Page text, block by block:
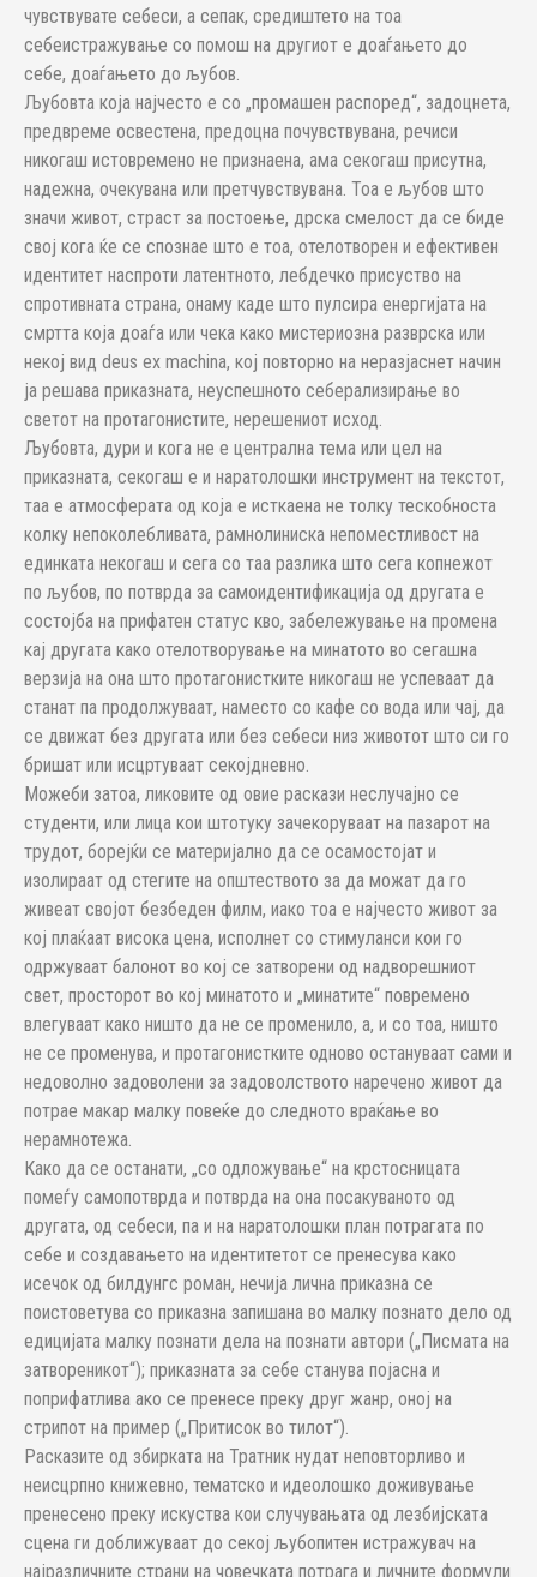
чувствувате себеси, а сепак, средиштето на тоа
себеистражување со помош на другиот е доаѓањето до
себе, доаѓањето до љубов.
Љубовта која најчесто е со „промашен распоред“, задоцнета,
предвреме освестена, предоцна почувствувана, речиси
никогаш истовремено не признаена, ама секогаш присутна,
надежна, очекувана или претчувствувана. Тоа е љубов што
значи живот, страст за постоење, дрска смелост да се биде
свој кога ќе се спознае што е тоа, отелотворен и ефективен
идентитет наспроти латентното, лебдечко присуство на
спротивната страна, онаму каде што пулсира енергијата на
смртта која доаѓа или чека како мистериозна разврска или
некој вид deus eх machina, кој повторно на неразјаснет начин
ја решава приказната, неуспешното себерализирање во
светот на протагонистите, нерешениот исход.
Љубовта, дури и кога не е централна тема или цел на
приказната, секогаш е и наратолошки инструмент на текстот,
таа е атмосферата од која е исткаена не толку тескобноста
колку непоколебливата, рамнолиниска непоместливост на
единката некогаш и сега со таа разлика што сега копнежот
по љубов, по потврда за самоидентификација од другата е
состојба на прифатен статус кво, забележување на промена
кај другата како отелотворување на минатото во сегашна
верзија на она што протагонистките никогаш не успеваат да
станат па продолжуваат, наместо со кафе со вода или чај, да
се движат без другата или без себеси низ животот што си го
бришат или исцртуваат секојдневно.
Можеби затоа, ликовите од овие раскази неслучајно се
студенти, или лица кои штотуку зачекоруваат на пазарот на
трудот, борејќи се материјално да се осамостојат и
изолираат од стегите на општеството за да можат да го
живеат својот безбеден филм, иако тоа е најчесто живот за
кој плаќаат висока цена, исполнет со стимуланси кои го
одржуваат балонот во кој се затворени од надворешниот
свет, просторот во кој минатото и „минатите“ повремено
влегуваат како ништо да не се променило, а, и со тоа, ништо
не се променува, и протагонистките одново остануваат сами и
недоволно задоволени за задоволството наречено живот да
потрае макар малку повеќе до следното враќање во
нерамнотежа.
Како да се останати, „со одложување“ на крстосницата
помеѓу самопотврда и потврда на она посакуваното од
другата, од себеси, па и на наратолошки план потрагата по
себе и создавањето на идентитетот се пренесува како
исечок од билдунгс роман, нечија лична приказна се
поистоветува со приказна запишана во малку познато дело од
едицијата малку познати дела на познати автори („Писмата на
затвореникот“); приказната за себе станува појасна и
поприфатлива ако се пренесе преку друг жанр, оној на
стрипот на пример („Притисок во тилот“).
Расказите од збирката на Тратник нудат неповторливо и
неисцрпно книжевно, тематско и идеолошко доживување
пренесено преку искуства кои случувањата од лезбијската
сцена ги доближуваат до секој љубопитен истражувач на
најразличните страни на човечката потрага и личните формули